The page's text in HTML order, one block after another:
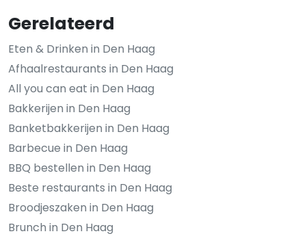
Gerelateerd
Eten & Drinken in Den Haag
Afhaalrestaurants in Den Haag
All you can eat in Den Haag
Bakkerijen in Den Haag
Banketbakkerijen in Den Haag
Barbecue in Den Haag
BBQ bestellen in Den Haag
Beste restaurants in Den Haag
Broodjeszaken in Den Haag
Brunch in Den Haag